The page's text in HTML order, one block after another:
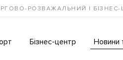
РОЗВАЖАЛЬНИЙ І БІЗНЕС-
Бізнес-центр Новини